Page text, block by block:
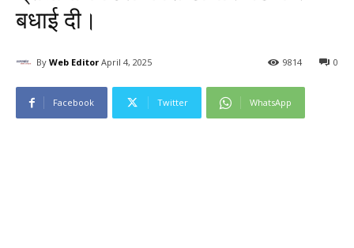
बधाई दी।
By Web Editor April 4, 2025 0
9814
Facebook Twitter WhatsApp